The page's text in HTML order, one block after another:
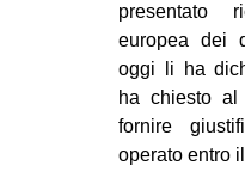
presentato
europea dei
oggi li ha
ha chiesto al
fornire
operato entro